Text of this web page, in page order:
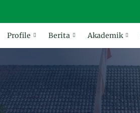
Profile Berita Akademik